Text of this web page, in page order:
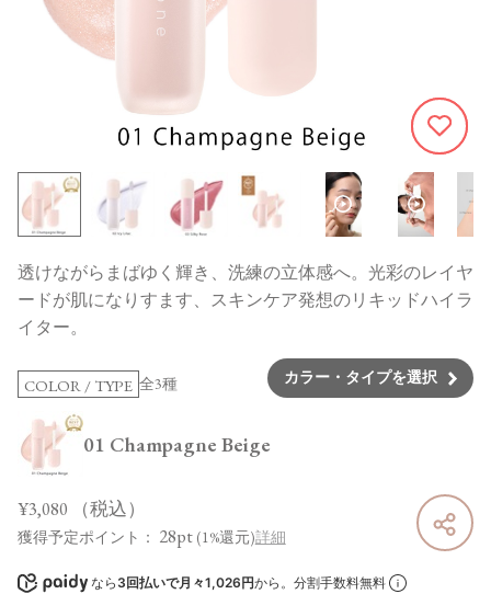
314
透けながらまばゆく輝き、洗練の立体感へ。光彩のレイヤ
ードが肌になりすます、スキンケア発想のリキッドハイラ
イター。
COLOR / TYPE 全3種 カラー・タイプを選択
01 Champagne Beige
¥3,080 （税込）
獲得予定ポイント： 28pt (1%還元)詳細
なら 3回払いで月々1,026円から。分割手数料無料